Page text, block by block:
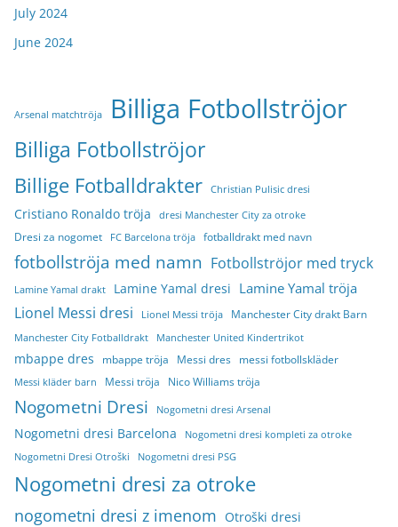
July 2024
June 2024
Arsenal matchtröja Billiga Fotbollströjor
Billiga Fotbollströjor
Billige Fotballdrakter Christian Pulisic dresi
Cristiano Ronaldo tröja dresi Manchester City za otroke
Dresi za nogomet FC Barcelona tröja fotballdrakt med navn
fotbollströja med namn Fotbollströjor med tryck
Lamine Yamal drakt Lamine Yamal dresi Lamine Yamal tröja
Lionel Messi dresi Lionel Messi tröja Manchester City drakt Barn
Manchester City Fotballdrakt Manchester United Kindertrikot
mbappe dres mbappe tröja Messi dres messi fotbollskläder
Messi kläder barn Messi tröja Nico Williams tröja
Nogometni Dresi Nogometni dresi Arsenal
Nogometni dresi Barcelona
Nogometni dresi kompleti za otroke
Nogometni Dresi Otroški
Nogometni dresi PSG
Nogometni dresi za otroke
nogometni dresi z imenom Otroški dresi